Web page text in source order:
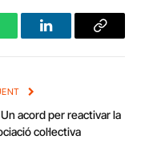
LinkedInCopy
acord per reactivar la
col·lectiva